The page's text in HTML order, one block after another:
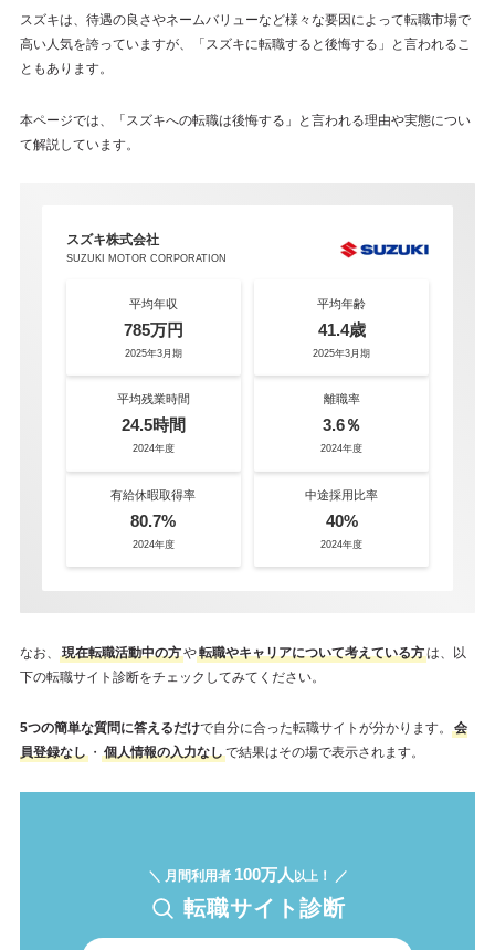
スズキは、待遇の良さやネームバリューなど様々な要因によって転職市場で
高い人気を誇っていますが、「スズキに転職すると後悔する」と言われるこ
ともあります。
本ページでは、「スズキへの転職は後悔する」と言われる理由や実態につい
て解説しています。
スズキ株式会社
SUZUKI MOTOR CORPORATION
平均年収
785万円
2025年3月期
平均年齢
41.4歳
2025年3月期
平均残業時間
24.5時間
2024年度
離職率
3.6％
2024年度
有給休暇取得率
80.7%
2024年度
中途採用比率
40%
2024年度
なお、 現在転職活動中の方や転職やキャリアについて考えている方は、以
下の転職サイト診断をチェックしてみてください。
5つの簡単な質問に答えるだけで自分に合った転職サイトが分かります。
会
員登録なし・ 個人情報の入力なしで結果はその場で表示されます。
＼ 月間利用者 100万人 以上 ！ ／
転職サイト診断